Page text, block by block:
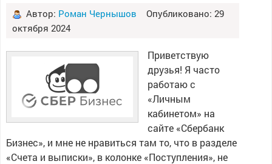
Автор: Роман Чернышов Опубликовано: 29
октября 2024
Приветствую
друзья! Я часто
работаю с
«Личным
кабинетом» на
сайте «Сбербанк
Бизнес», и мне не нравиться там то, что в разделе
«Счета и выписки», в колонке «Поступления», не